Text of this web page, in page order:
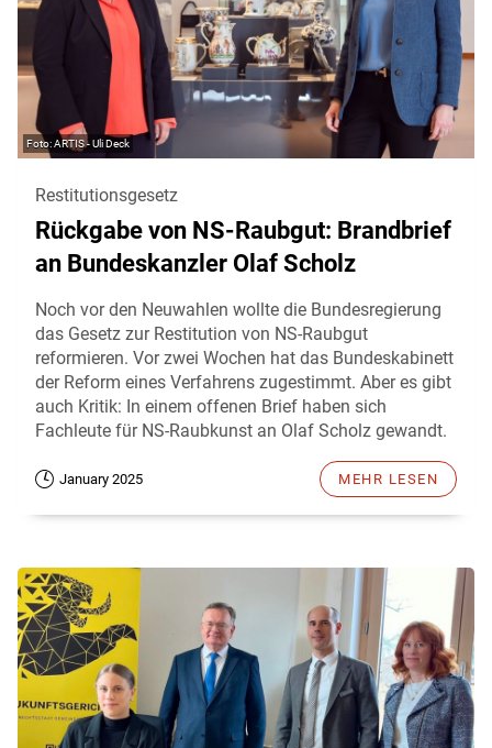
ARTIS - Uli Deck
Restitutionsgesetz
Rückgabe von NS-Raubgut: Brandbrief
an Bundeskanzler Olaf Scholz
Noch vor den Neuwahlen wollte die Bundesregierung
das Gesetz zur Restitution von NS-Raubgut
reformieren. Vor zwei Wochen hat das Bundeskabinett
der Reform eines Verfahrens zugestimmt. Aber es gibt
auch Kritik: In einem offenen Brief haben sich
Fachleute für NS-Raubkunst an Olaf Scholz gewandt.
January 2025 MEHR LESEN